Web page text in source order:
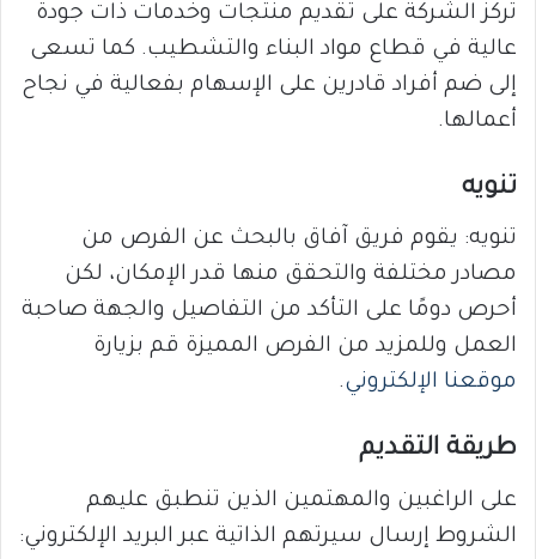
تركز الشركة على تقديم منتجات وخدمات ذات جودة
عالية في قطاع مواد البناء والتشطيب. كما تسعى
إلى ضم أفراد قادرين على الإسهام بفعالية في نجاح
أعمالها.
تنويه
تنويه: يقوم فريق آفاق بالبحث عن الفرص من
مصادر مختلفة والتحقق منها قدر الإمكان، لكن
أحرص دومًا على التأكد من التفاصيل والجهة صاحبة
العمل وللمزيد من الفرص المميزة قم بزيارة
موقعنا الإلكتروني.
طريقة التقديم
على الراغبين والمهتمين الذين تنطبق عليهم
الشروط إرسال سيرتهم الذاتية عبر البريد الإلكتروني: